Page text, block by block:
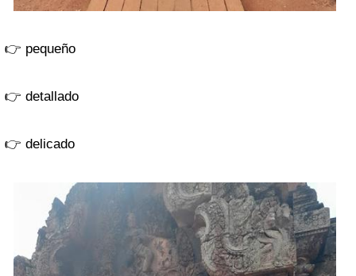
👉 pequeño
👉 detallado
👉 delicado